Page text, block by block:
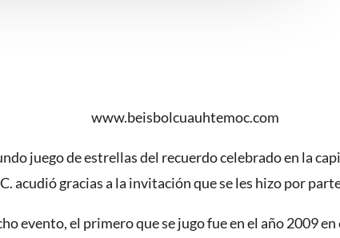
www.beisbolcuauhtemoc.com
juego de estrellas del recuerdo celebrado en la
acudió gracias a la invitación que se les hizo por
evento, el primero que se jugo fue en el año 2009